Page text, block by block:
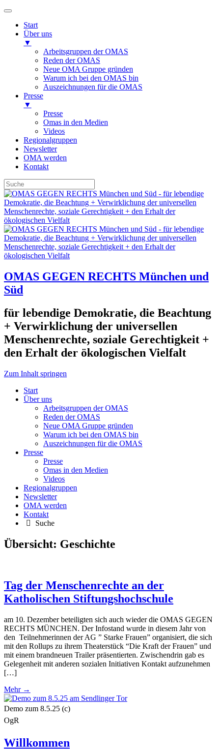
Start
Über uns
▼
Arbeitsgruppen der OMAS
Reden der OMAS
Neue OMA Gruppe gründen
Warum ich bei den OMAS bin
Auszeichnungen für die OMAS
Presse
▼
Presse
Omas in den Medien
Videos
Regionalgruppen
Newsletter
OMA werden
Kontakt
OMAS GEGEN RECHTS München und
Süd
für lebendige Demokratie, die Beachtung
+ Verwirklichung der universellen
Menschenrechte, soziale Gerechtigkeit +
den Erhalt der ökologischen Vielfalt
Zum Inhalt springen
Start
Über uns
Arbeitsgruppen der OMAS
Reden der OMAS
Neue OMA Gruppe gründen
Warum ich bei den OMAS bin
Auszeichnungen für die OMAS
Presse
Presse
Omas in den Medien
Videos
Regionalgruppen
Newsletter
OMA werden
Kontakt
Suche
Übersicht: Geschichte
Tag der Menschenrechte an der
Katholischen Stiftungshochschule
am 10. Dezember beteiligten sich auch wieder die OMAS GEGEN
RECHTS MÜNCHEN. Der Infostand wurde in diesem Jahr von
den Teilnehmerinnen der AG ” Starke Frauen” organisiert, die sich
mit den Rollups zu ihrem Theaterstück “Die Kraft der Frauen” und
mit einem brandneuen Trailer präsentierten. Zwischendrin gab es
Gelegenheit mit anderen sozialen Initiativen Kontakt aufzunehmen
[…]
Mehr →
Demo zum 8.5.25 (c)
OgR
Willkommen